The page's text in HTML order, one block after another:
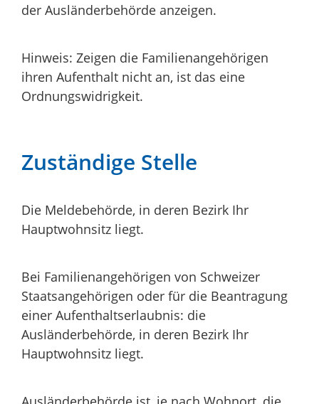
der Ausländerbehörde anzeigen.
Hinweis: Zeigen die Familienangehörigen
ihren Aufenthalt nicht an, ist das eine
Ordnungswidrigkeit.
Zuständige Stelle
Die Meldebehörde, in deren Bezirk Ihr
Hauptwohnsitz liegt.
Bei Familienangehörigen von Schweizer
Staatsangehörigen oder für die Beantragung
einer Aufenthaltserlaubnis: die
Ausländerbehörde, in deren Bezirk Ihr
Hauptwohnsitz liegt.